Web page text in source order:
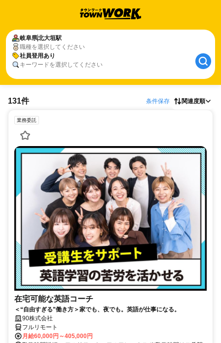
岐阜県北大垣駅
職種を選択してください
社員登用あり
キーワードを選択してください
131件 条件保存 関連度順
業務委託
在宅可能な英語コーチ
＜“自由すぎる”働き方＞家でも、夜でも。英語が仕事になる。
90株式会社
フルリモート
月給60,000円～405,000円